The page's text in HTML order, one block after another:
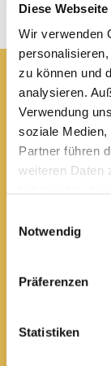
Diese
Wir verwenden
zu können und
analysieren.
Verwendung
soziale Medien,
Partner führen
weiteren Daten
Notwendig
Präferenzen
Statistiken
Pfarrei St.
kath-kg-
03628